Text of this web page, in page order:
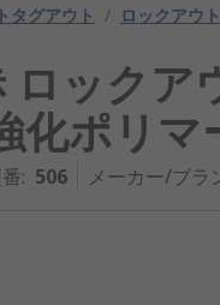
タグアウト / ロックアウト
ロック
化ポリマ
: 506 メーカー/ブラ